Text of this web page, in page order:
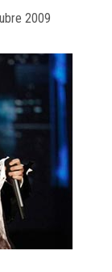
2009